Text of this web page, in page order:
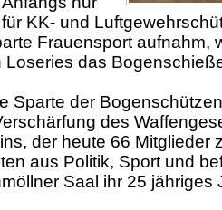
KK- und
Frauensport aufnahm,
Loseries das
Sparte der
des
der heute 66 Mitglieder
aus Politik, Sport und
Saal ihr 25 jähriges